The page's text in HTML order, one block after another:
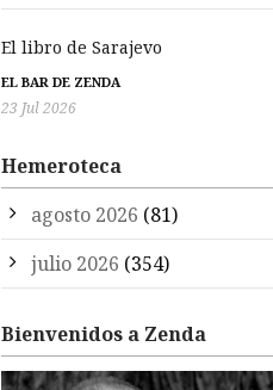
El libro de Sarajevo
EL BAR DE ZENDA
23 Jul 2026
Hemeroteca
agosto 2026 (81)
julio 2026 (354)
Bienvenidos a Zenda